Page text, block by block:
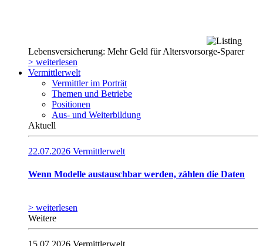
Lebensversicherung: Mehr Geld für Altersvorsorge-Sparer
> weiterlesen
Vermittlerwelt
Vermittler im Porträt
Themen und Betriebe
Positionen
Aus- und Weiterbildung
Aktuell
22.07.2026 Vermittlerwelt
Wenn Modelle austauschbar werden, zählen die Daten
> weiterlesen
Weitere